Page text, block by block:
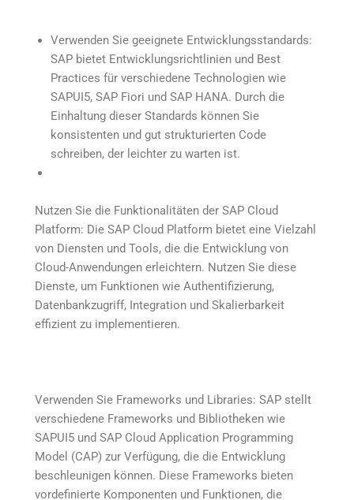
Verwenden Sie geeignete Entwicklungsstandards:
SAP bietet Entwicklungsrichtlinien und Best
Practices für verschiedene Technologien wie
SAPUI5, SAP Fiori und SAP HANA. Durch die
Einhaltung dieser Standards können Sie
konsistenten und gut strukturierten Code
schreiben, der leichter zu warten ist.
Nutzen Sie die Funktionalitäten der SAP Cloud
Platform: Die SAP Cloud Platform bietet eine Vielzahl
von Diensten und Tools, die die Entwicklung von
Cloud-Anwendungen erleichtern. Nutzen Sie diese
Dienste, um Funktionen wie Authentifizierung,
Datenbankzugriff, Integration und Skalierbarkeit
effizient zu implementieren.
Verwenden Sie Frameworks und Libraries: SAP stellt
verschiedene Frameworks und Bibliotheken wie
SAPUI5 und SAP Cloud Application Programming
Model (CAP) zur Verfügung, die die Entwicklung
beschleunigen können. Diese Frameworks bieten
vordefinierte Komponenten und Funktionen, die